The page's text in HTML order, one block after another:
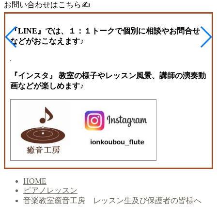
お問い合わせはこちら✍️
『LINE』では、１：１トークで個別に相談やお問合せ
などがおこなえます♪
『インスタ』 教室の様子やレッスン風景、講師の演奏動
画などが楽しめます♪
HOME
ピアノレッスン
音楽教室癒音工房 レッスン生及び保護者の皆様へ